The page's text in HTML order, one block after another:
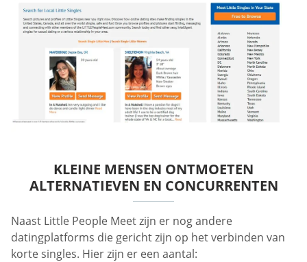
KLEINE MENSEN ONTMOETEN
ALTERNATIEVEN EN CONCURRENTEN
Naast Little People Meet zijn er nog andere
datingplatforms die gericht zijn op het verbinden van
korte singles. Hier zijn er een aantal: